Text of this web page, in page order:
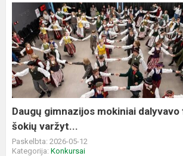
Daugų
gimnazijos
mokiniai
dalyvavo
folklorinių
šokių
varžyt...
Daugų gimnazijos mokiniai
šokių varžyt...
Paskelbta: 2026-05-12
Kategorija: Konkursai